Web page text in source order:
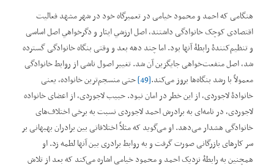
هنگامی که احمد و محمود خیامی در تعمیرگاه خود در شهر مشهد فعالیت
اقتصادی کوچک خانوادگی داشتند، اصل ارزشي ايثار و دگر‌خواهي اصل اساسی
و تنظیم‌کنندۀ رابطۀ آنها بود. اما چند دهه بعد و وقتی بنگاه خانوادگی گسترده
شد، اصل منفعت‌خواهی جایگزین آن شد. تغییر اصول ناشی از روابط خانوادگی
معمولاً با رشد بنگاه‌ها بروز می‌کند.[49]
حتی منسجم‌ترین خانواده، یعنی
خانوادۀ لاجوردی، از این خطر در امان نبود. حبیب لاجوردی، از اعضای خانواده
لاجوردی، در نامه‌ای به برادرش احمد لاجوردی نسبت به برخی اختلاف‌های
خانوادگی هشدار می‌دهد. او می‌گوید که مثلاً اختلافاتی بین برادران بهبهانی بر
سر کارهای بازرگانی صورت گرفت و به روابط برادری بین آنها لطمه زد. او
همچنین به رابطۀ نزدیک احمد و محمود خیامی اشاره می‌کند که بعد از تلاش